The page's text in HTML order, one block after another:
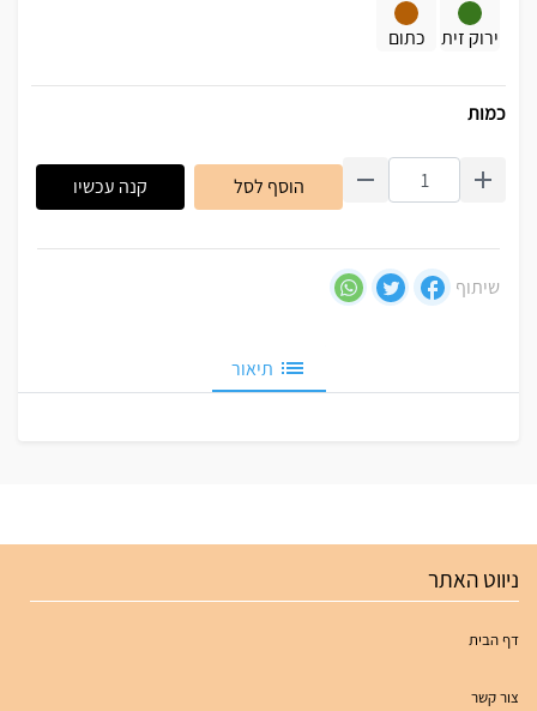
ירוק זית כתום
כמות
הוסף לסל קנה עכשיו
שיתוף
תיאור
ניווט האתר
דף הבית
צור קשר